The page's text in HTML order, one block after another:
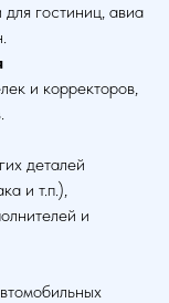
гостиниц, авиа
и корректоров,
деталей
и т.п.),
и